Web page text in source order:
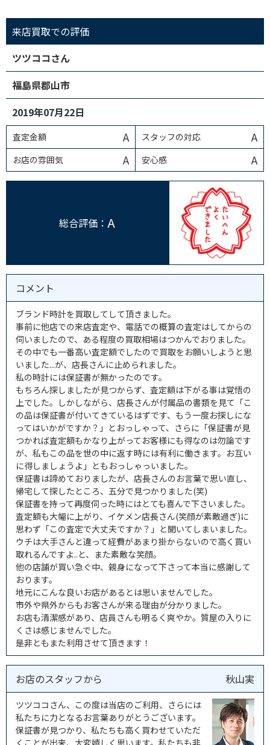
来店買取での評価
ツツココさん
福島県郡山市
2019年07月22日
査定金額 A スタッフの対応 A
お店の雰囲気 A 安心感 A
総合評価： A
コメント
ブランド時計を買取してして頂きました。
事前に他店での来店査定や、電話での概算の査定はしてからの
伺いましたので、ある程度の買取相場はつかんでおりました。
その中でも一番高い査定額でしたので買取をお願いしようと思
いました...が、店長さんに止められました。
私の時計には保証書が無かったのです。
もちろん探しましたが見つからず、査定額は下がる事は覚悟の
上でした。しかしながら、店長さんが付属品の書類を見て「こ
の品は保証書が付いてきているはずです、もう一度お探しにな
ってはいかがですか？」とおっしゃって、さらに「保証書が見
つかれば査定額もかなり上がってお客様にも得なのは勿論です
が、私もこの品を世の中に返す時には有利に働きます。お互い
に得しましょうよ」ともおっしゃっいました。
保証書は諦めておりましたが、店長さんのお言葉で思い直し、
帰宅して探したところ、五分で見つかりました(笑)
保証書を持って再度伺った時にはとても喜んで下さいました。
査定額も大幅に上がり、イケメン店長さん(笑顔が素敵過ぎ)に
思わず「この査定で大丈夫ですか？」と聞いてしまいました。
ウチは大手さんと違って経費があまり掛からないので高く買い
取れるんですよ..と、また素敵な笑顔。
他の店舗が買い急ぐ中、親身になって下さって本当に感謝して
おります。
地元にこんな良いお店があるとは思いませんでした。
市外や県外からもお客さんが来る理由が分かりました。
お店も清潔感があり、店員さんも明るく爽やか。質屋の入りに
くさは感じませんでした。
是非ともまた利用させて頂きます！
お店のスタッフから 秋山実
ツツココさん、この度は当店のご利用、さらには
私たちに力となるお言葉ありがとうございます。
保証書が見つかり、私たちも高く買わせていただ